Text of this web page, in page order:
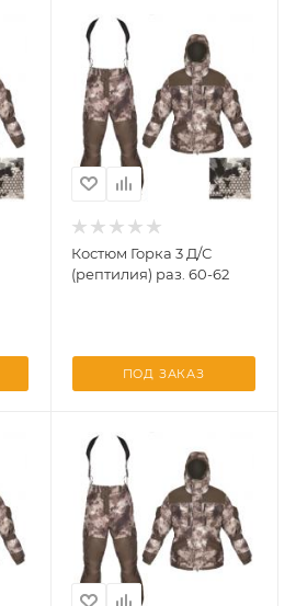
Костюм Горка 3 Д/С
(рептилия) раз. 60-62
ПОД ЗАКАЗ